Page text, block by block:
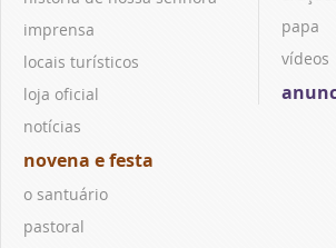
imprensa
locais turísticos
loja oficial
notícias
novena e festa
o santuário
pastoral
papa
vídeos